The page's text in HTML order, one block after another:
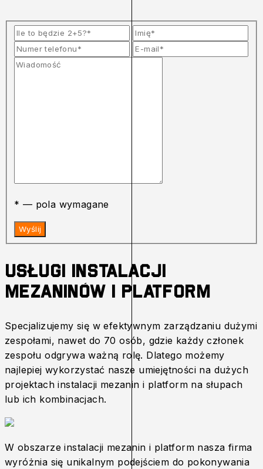
* — pola wymagane
Usługi instalacji
mezaninów i platform
Specjalizujemy się w efektywnym zarządzaniu dużymi
zespołami, nawet do 70 osób, gdzie każdy członek
zespołu odgrywa ważną rolę. Dlatego możemy
najlepiej wykorzystać nasze umiejętności na dużych
projektach instalacji mezanin i platform na słupach
lub ich kombinacjach.
W obszarze instalacji mezanin i platform nasza firma
wyróżnia się unikalnym podejściem do pokonywania